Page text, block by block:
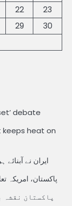
22
23
29
30
debate
heat on
ایران نے
پاکستان، امریکہ
پاکستان نقشہ